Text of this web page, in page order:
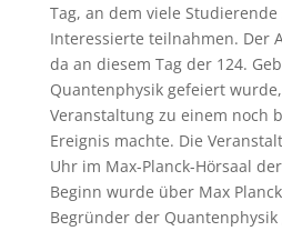
Tag, an dem viele
Interessierte teilnahmen. Der
da an diesem Tag der 124.
Quantenphysik gefeiert
Veranstaltung zu einem noch
Ereignis machte. Die
Uhr im Max-Planck-Hörsaal
Beginn wurde über Max
Begründer der